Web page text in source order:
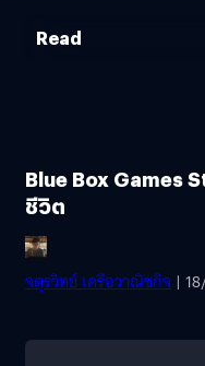
Read
Blue Box Games
ชีวิต
จตุรวิทย์ เครือวาณิชกิจ |